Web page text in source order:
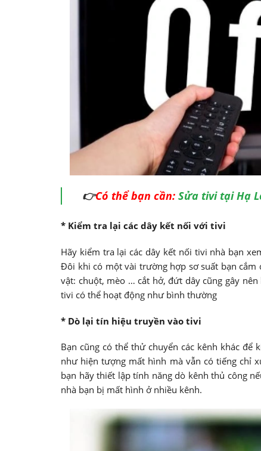
👉Có thể bạn cần: Sửa tivi tại Hạ
* Kiểm tra lại các dây kết nối với tivi
Hãy kiểm tra lại các dây kết nối tivi nhà bạn
Đôi khi có một vài trường hợp sơ suất bạn cắm
vật: chuột, mèo … cắt hở, đứt dây cũng gây
tivi có thể hoạt động như bình thường
* Dò lại tín hiệu truyền vào tivi
Bạn cũng có thể thử chuyển các kênh khác
như hiện tượng mất hình mà vẫn có tiếng chỉ
bạn hãy thiết lập tính năng dò kênh thủ công
nhà bạn bị mất hình ở nhiều kênh.